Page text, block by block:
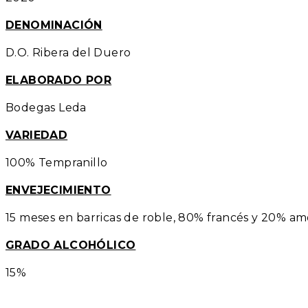
DENOMINACIÓN
D.O. Ribera del Duero
ELABORADO POR
Bodegas Leda
VARIEDAD
100% Tempranillo
ENVEJECIMIENTO
15 meses en barricas de roble, 80% francés y 20%
GRADO ALCOHÓLICO
15%